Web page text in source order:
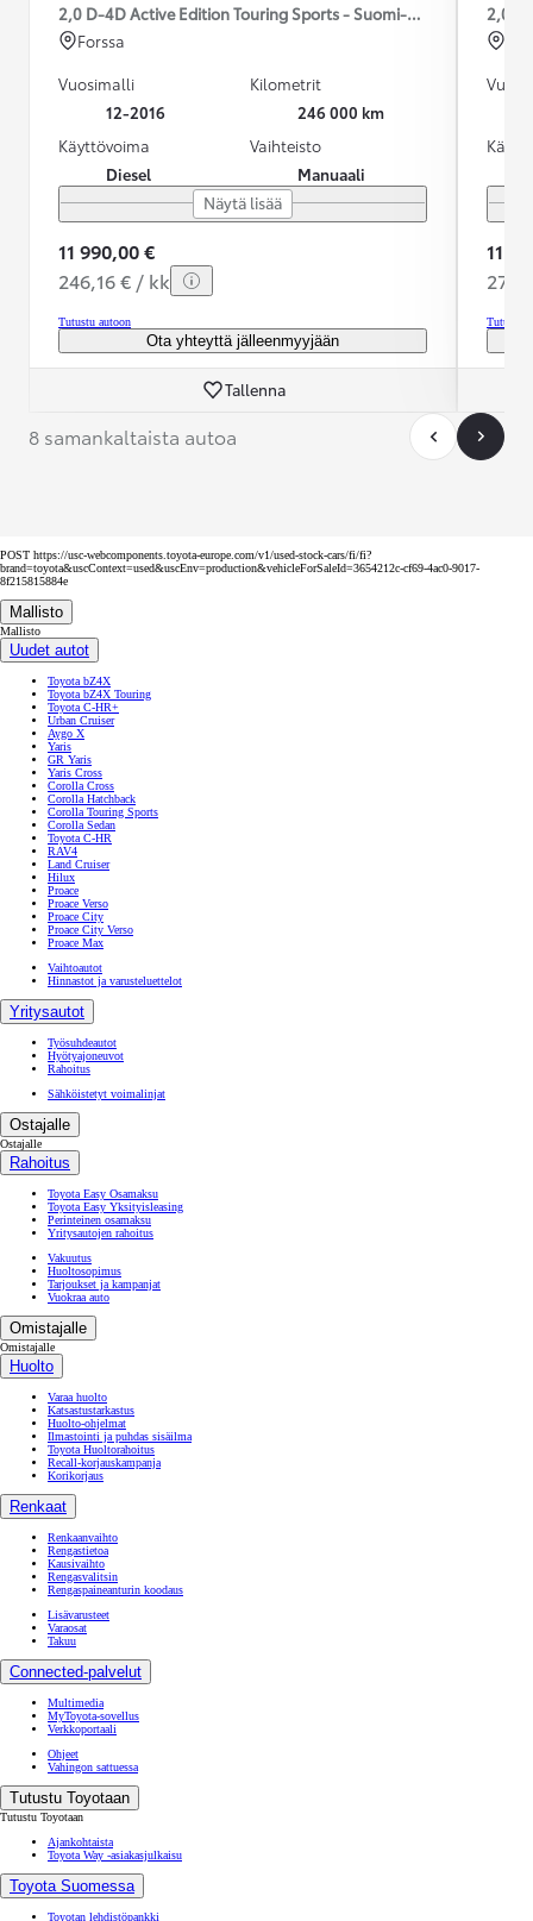
2,0 D-4D Active Edition Touring Sports - Suomi-auto / LED /
Forssa
Vuosimalli
12-2016
Kilometrit
246 000 km
Käyttövoima
Diesel
Vaihteisto
Manuaali
Näytä lisää
11 990,00 €
246,16 € / kk
Tutustu autoon
Ota yhteyttä jälleenmyyjään
Tallenna
11
Tutustu
8 samankaltaista autoa
POST https://usc-webcomponents.toyota-europe.com/v1/used-stock-cars/fi/fi?
brand=toyota&uscContext=used&uscEnv=production&vehicleForSaleId=3654212c-cf69-4ac0-9017-
8f215815884e
Mallisto
Mallisto
Uudet autot
Toyota bZ4X
Toyota bZ4X Touring
Toyota C-HR+
Urban Cruiser
Aygo X
Yaris
GR Yaris
Yaris Cross
Corolla Cross
Corolla Hatchback
Corolla Touring Sports
Corolla Sedan
Toyota C-HR
RAV4
Land Cruiser
Hilux
Proace
Proace Verso
Proace City
Proace City Verso
Proace Max
Vaihtoautot
Hinnastot ja varusteluettelot
Yritysautot
Työsuhdeautot
Hyötyajoneuvot
Rahoitus
Sähköistetyt voimalinjat
Ostajalle
Ostajalle
Rahoitus
Toyota Easy Osamaksu
Toyota Easy Yksityisleasing
Perinteinen osamaksu
Yritysautojen rahoitus
Vakuutus
Huoltosopimus
Tarjoukset ja kampanjat
Vuokraa auto
Omistajalle
Omistajalle
Huolto
Varaa huolto
Katsastustarkastus
Huolto-ohjelmat
Ilmastointi ja puhdas sisäilma
Toyota Huoltorahoitus
Recall-korjauskampanja
Korikorjaus
Renkaat
Renkaanvaihto
Rengastietoa
Kausivaihto
Rengasvalitsin
Rengaspaineanturin koodaus
Lisävarusteet
Varaosat
Takuu
Connected-palvelut
Multimedia
MyToyota-sovellus
Verkkoportaali
Ohjeet
Vahingon sattuessa
Tutustu Toyotaan
Tutustu Toyotaan
Ajankohtaista
Toyota Way -asiakasjulkaisu
Toyota Suomessa
Toyotan lehdistöpankki